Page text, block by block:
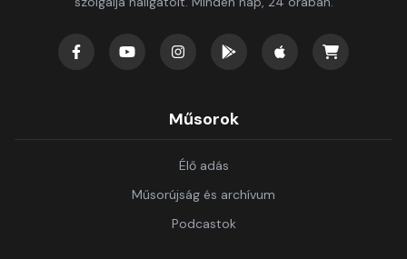
Műsorok
Élő adás
Műsorújság és archívum
Podcastok